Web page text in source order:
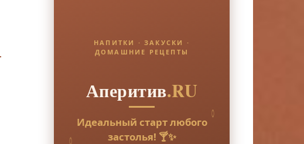
НАПИТКИ · ЗАКУСКИ ·
ДОМАШНИЕ РЕЦЕПТЫ
Аперитив.RU
Идеальный старт любого
застолья! 🍸✨